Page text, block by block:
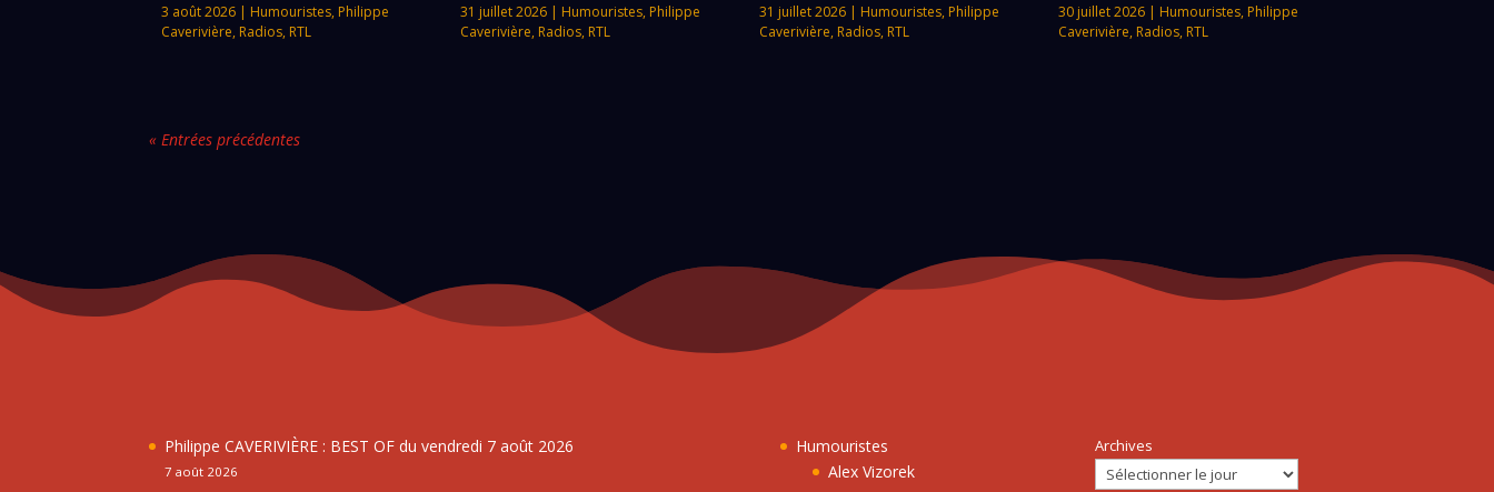
3 août 2026 | Humouristes, Philippe
Caverivière, Radios, RTL
31 juillet 2026| Humouristes, Philippe
Caverivière, Radios, RTL
31 juillet 2026| Humouristes, Philippe
Caverivière, Radios, RTL
30 juillet 2026| Humouristes, Philippe
Caverivière, Radios, RTL
« Entrées précédentes
Philippe CAVERIVIÈRE : BEST OF du vendredi 7 août 2026
7 août 2026
Humouristes
Alex Vizorek
Archives